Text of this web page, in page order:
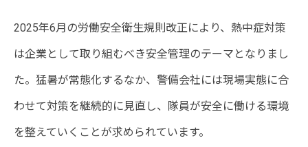
2025年6月の労働安全衛生規則改正により、熱中症対策
は企業として取り組むべき安全管理のテーマとなりまし
た。猛暑が常態化するなか、警備会社には現場実態に合
わせて対策を継続的に見直し、隊員が安全に働ける環境
を整えていくことが求められています。